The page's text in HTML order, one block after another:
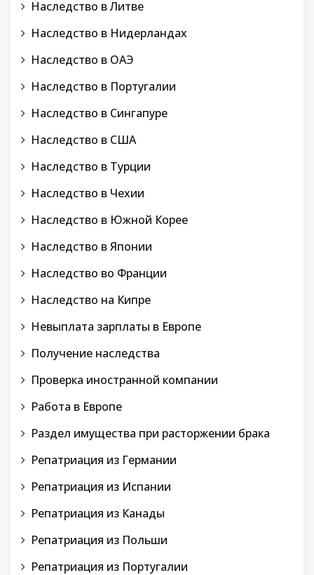
Наследство в Литве
Наследство в Нидерландах
Наследство в ОАЭ
Наследство в Португалии
Наследство в Сингапуре
Наследство в США
Наследство в Турции
Наследство в Чехии
Наследство в Южной Корее
Наследство в Японии
Наследство во Франции
Наследство на Кипре
Невыплата зарплаты в Европе
Получение наследства
Проверка иностранной компании
Работа в Европе
Раздел имущества при расторжении брака
Репатриация из Германии
Репатриация из Испании
Репатриация из Канады
Репатриация из Польши
Репатриация из Португалии